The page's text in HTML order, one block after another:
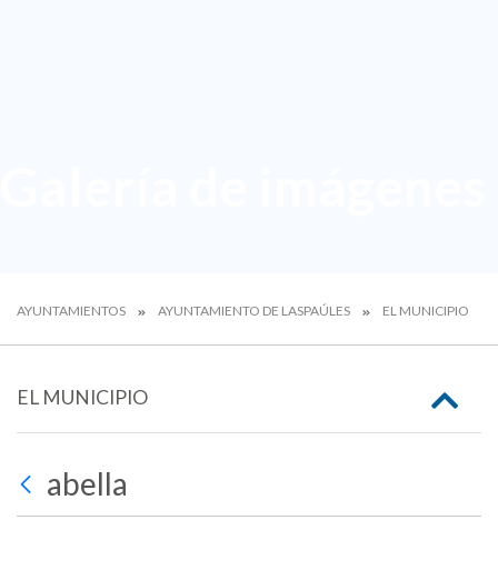
AYUNTAMIENTOS AYUNTAMIENTO DE LASPAÚLES EL MUNICIPIO
EL MUNICIPIO
abella